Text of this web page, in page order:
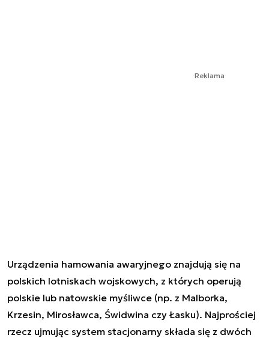
Reklama
Urządzenia hamowania awaryjnego znajdują się na
polskich lotniskach wojskowych, z których operują
polskie lub natowskie myśliwce (np. z Malborka,
Krzesin, Mirosławca, Świdwina czy Łasku). Najprościej
rzecz ujmując system stacjonarny składa się z dwóch